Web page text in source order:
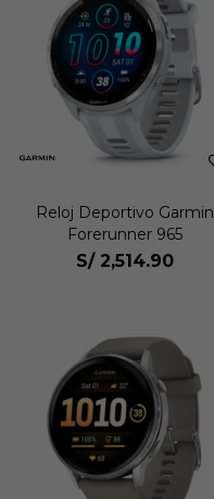
Reloj Deportivo Garmin
Forerunner 965
S/ 2,514.90